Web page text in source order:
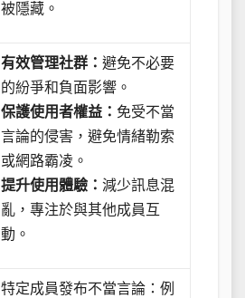
被隱藏。
有效管理社群：避免不必要
的紛爭和負面影響。
保護使用者權益： 免受不當
言論的侵害，避免情緒勒索
或網路霸凌。
提升使用體驗：減少訊息混
亂，專注於與其他成員互
動。
特定成員發布不當言論：例